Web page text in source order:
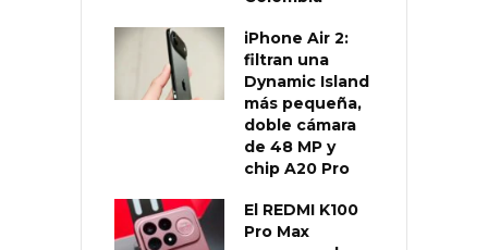
iPhone Air 2:
filtran una
Dynamic Island
más pequeña,
doble cámara
de 48 MP y
chip A20 Pro
El REDMI K100
Pro Max